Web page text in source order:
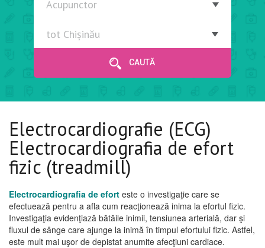
CAUTĂ
Electrocardiografie (ECG)
Electrocardiografia de efort
fizic (treadmill)
Electrocardiografia de efort este o investigaţie care se
efectuează pentru a afla cum reacţionează inima la efortul fizic.
Investigaţia evidenţiază bătăile inimii, tensiunea arterială, dar şi
fluxul de sânge care ajunge la inimă în timpul efortului fizic. Astfel,
este mult mai uşor de depistat anumite afecţiuni cardiace.